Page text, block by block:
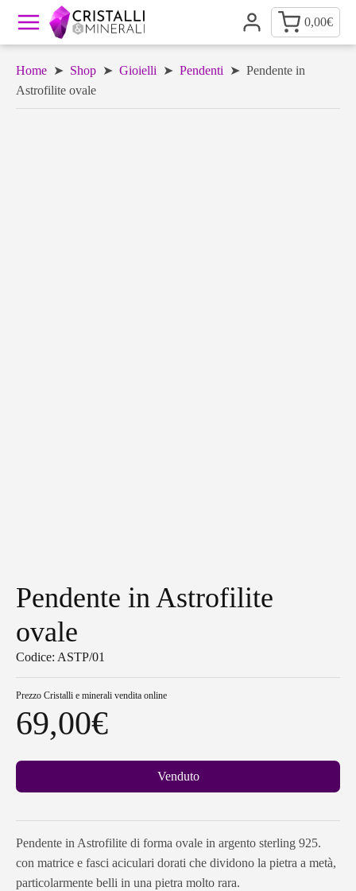
0,00€
Home ➤ Shop ➤ Gioielli ➤ Pendenti ➤ Pendente in
Astrofilite ovale
Pendente in Astrofilite
ovale
Codice: ASTP/01
Prezzo Cristalli e minerali vendita online
69,00€
Venduto
Pendente in Astrofilite di forma ovale in argento sterling 925.
con matrice e fasci aciculari dorati che dividono la pietra a metà,
particolarmente belli in una pietra molto rara.